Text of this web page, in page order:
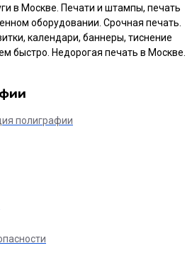
в Москве. Печати и штампы, печать
оборудовании. Срочная печать.
календари, баннеры, тиснение
быстро. Недорогая печать в Москве.
полиграфии